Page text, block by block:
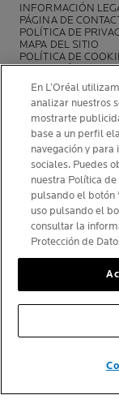
INFORMACIÓN
PÁGINA DE
POLÍTICA DE
MAPA DEL SITIO
POLÍTICA DE
FUNDACIÓN LA
CENTRO DE
ANALIZA TU PIEL
POLÍTICA DE
NEWSLETTER
INFORMACIÓN
COSMETIQUE
La Roche-Posay
© Centre Thermal
© Getty Images
En L’Oréal
analizar nuestros
mostrarte
base a un perfil
navegación y
sociales. Puedes
nuestra Política
pulsando el botón
uso pulsando el
consultar la
Protección de